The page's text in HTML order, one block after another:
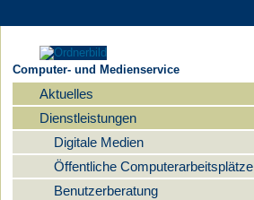
Computer- und Medienservice
Navigation
Aktuelles
Dienstleistungen
Digitale Medien
Öffentliche Computerarbeitsplätze
Benutzerberatung